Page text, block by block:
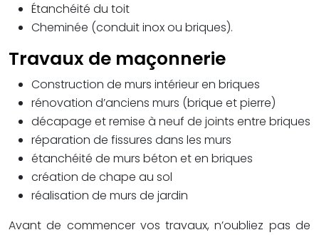
Étanchéité du toit
Cheminée (conduit inox ou briques).
Travaux de maçonnerie
Construction de murs intérieur en briques
rénovation d’anciens murs (brique et pierre)
décapage et remise à neuf de joints entre briques
réparation de fissures dans les murs
étanchéité de murs béton et en briques
création de chape au sol
réalisation de murs de jardin
Avant de commencer vos travaux, n’oubliez pas de